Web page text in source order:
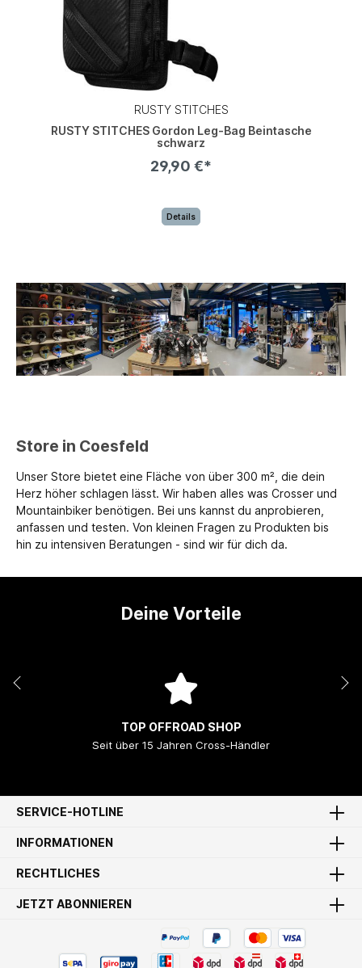
RUSTY STITCHES
RUSTY STITCHES Gordon Leg-Bag Beintasche
schwarz
29,90 €*
Details
Store in Coesfeld
Unser Store bietet eine Fläche von über 300 m², die dein
Herz höher schlagen lässt. Wir haben alles was Crosser und
Mountainbiker benötigen. Bei uns kannst du anprobieren,
anfassen und testen. Von kleinen Fragen zu Produkten bis
hin zu intensiven Beratungen - sind wir für dich da.
Deine Vorteile
TOP OFFROAD SHOP
Seit über 15 Jahren Cross-Händler
SERVICE-HOTLINE
INFORMATIONEN
RECHTLICHES
JETZT ABONNIEREN